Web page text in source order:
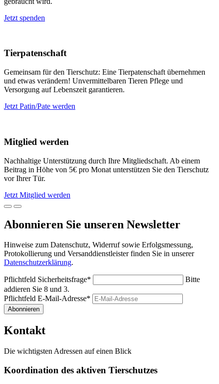
Jetzt spenden
Tierpatenschaft
Gemeinsam für den Tierschutz: Eine Tierpatenschaft übernehmen
und etwas verändern! Unvermittelbaren Tieren Pflege und
Versorgung auf Lebenszeit garantieren.
Jetzt Patin/Pate werden
Mitglied werden
Nachhaltige Unterstützung durch Ihre Mitgliedschaft. Ab einem
Beitrag in Höhe von 5€ pro Monat unterstützen Sie den Tierschutz
vor Ihrer Tür.
Jetzt Mitglied werden
Abonnieren Sie unseren Newsletter
Hinweise zum Datenschutz, Widerruf sowie Erfolgsmessung,
Protokollierung und Versanddienstleister finden Sie in unserer
Datenschutzerklärung.
Pflichtfeld Sicherheitsfrage*
Bitte
addieren Sie 8 und 3.
Pflichtfeld E-Mail-Adresse*
Abonnieren
Kontakt
Die wichtigsten Adressen auf einen Blick
Koordination des aktiven Tierschutzes